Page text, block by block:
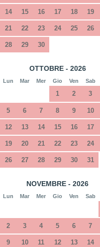
14 15 16 17 18 19
21 22 23 24 25 26
28 29 30
OTTOBRE - 2026
Lun Mar Mer Gio Ven Sab
1 2 3
5 6 7 8 9 10
12 13 14 15 16 17
19 20 21 22 23 24
26 27 28 29 30 31
NOVEMBRE - 2026
Lun Mar Mer Gio Ven Sab
2 3 4 5 6 7
9 10 11 12 13 14